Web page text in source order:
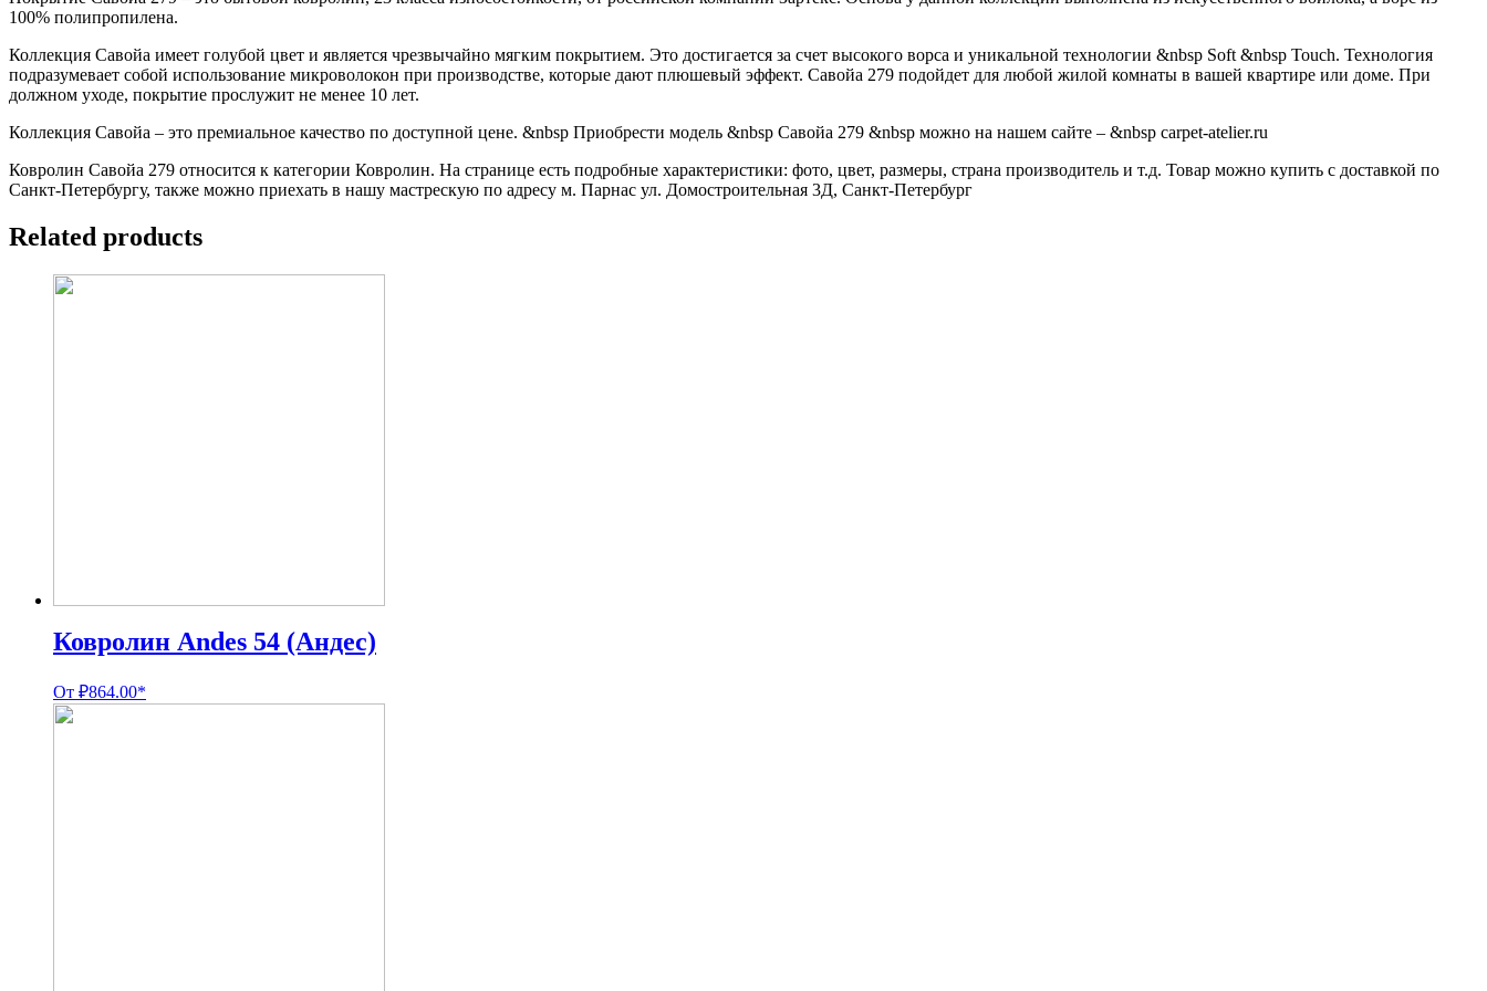
100% полипропилена.
Коллекция Савойа имеет голубой цвет и является чрезвычайно мягким покрытием. Это достигается за счет высокого ворса и уникальной технологии &nbsp Soft &nbsp Touch. Технология
подразумевает собой использование микроволокон при производстве, которые дают плюшевый эффект. Савойа 279 подойдет для любой жилой комнаты в вашей квартире или доме. При
должном уходе, покрытие прослужит не менее 10 лет.
Коллекция Савойа – это премиальное качество по доступной цене. &nbsp Приобрести модель &nbsp Савойа 279 &nbsp можно на нашем сайте – &nbsp carpet-atelier.ru
Ковролин Савойа 279 относится к категории Ковролин. На странице есть подробные характеристики: фото, цвет, размеры, страна производитель и т.д. Товар можно купить с доставкой по
Санкт-Петербургу, также можно приехать в нашу мастрескую по адресу м. Парнас ул. Домостроительная 3Д, Санкт-Петербург
Related products
Ковролин Andes 54 (Андес)
От ₽864.00*